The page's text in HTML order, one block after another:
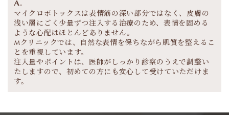
A.
マイクロボトックスは表情筋の深い部分ではなく、皮膚の
浅い層にごく少量ずつ注入する治療のため、表情を固める
ような心配はほとんどありません。
Mクリニックでは、自然な表情を保ちながら肌質を整えるこ
とを重視しています。
注入量やポイントは、医師がしっかり診察のうえで調整い
たしますので、初めての方にも安心して受けていただけま
す。